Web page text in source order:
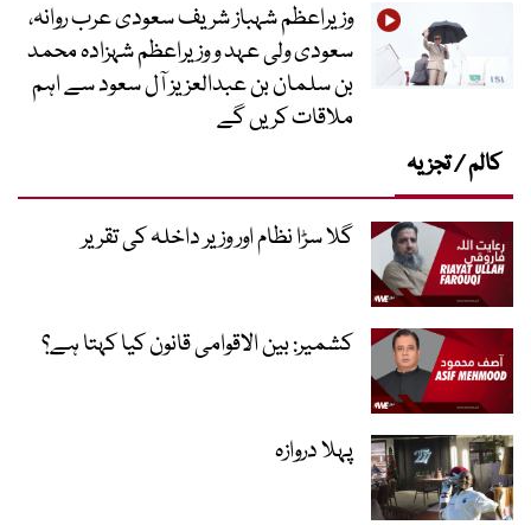
وزیراعظم شہباز شریف سعودی عرب روانہ،
سعودی ولی عہد و وزیراعظم شہزادہ محمد
بن سلمان بن عبدالعزیز آل سعود سے اہم
ملاقات کریں گے
کالم / تجزیہ
گلا سڑا نظام اور وزیر داخلہ کی تقریر
کشمیر: بین الاقوامی قانون کیا کہتا ہے؟
پہلا دروازہ